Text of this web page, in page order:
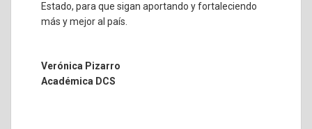
Estado, para que sigan aportando y fortaleciendo
más y mejor al país.
Verónica Pizarro
Académica DCS